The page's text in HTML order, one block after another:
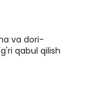
va dori-
qabul qilish